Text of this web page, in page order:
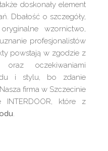
doskonały element
Dbałość o szczegóły,
wzornictwo,
profesjonalistów
powstają w zgodzie z
oraz oczekiwaniami
i stylu, bo zdanie
firma w Szczecinie
które z
.